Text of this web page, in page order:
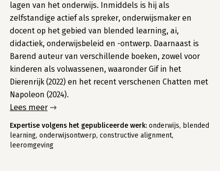
lagen van het onderwijs. Inmiddels is hij als
zelfstandige actief als spreker, onderwijsmaker en
docent op het gebied van blended learning, ai,
didactiek, onderwijsbeleid en -ontwerp. Daarnaast is
Barend auteur van verschillende boeken, zowel voor
kinderen als volwassenen, waaronder Gif in het
Dierenrijk (2022) en het recent verschenen Chatten met
Napoleon (2024).
Lees meer
Expertise volgens het gepubliceerde werk: onderwijs, blended
learning, onderwijsontwerp, constructive alignment,
leeromgeving